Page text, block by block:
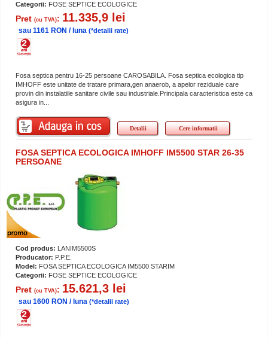
Categorii: FOSE SEPTICE ECOLOGICE
Pret (cu TVA): 11.335,9 lei
sau 1161 RON / luna (*detalii rate)
Fosa septica pentru 16-25 persoane CAROSABILA. Fosa septica ecologica tip
IMHOFF este unitate de tratare primara,gen anaerob, a apelor reziduale care
provin din instalatiile sanitare civile sau industriale.Principala caracteristica este ca
asigura in...
Detalii Cere informatii
FOSA SEPTICA ECOLOGICA IMHOFF IM5500 STAR 26-35
PERSOANE
Cod produs: LANIM5500S
Producator: P.P.E.
Model: FOSA SEPTICA ECOLOGICA IM5500 STARIM
Categorii: FOSE SEPTICE ECOLOGICE
Pret (cu TVA): 15.621,3 lei
sau 1600 RON / luna (*detalii rate)